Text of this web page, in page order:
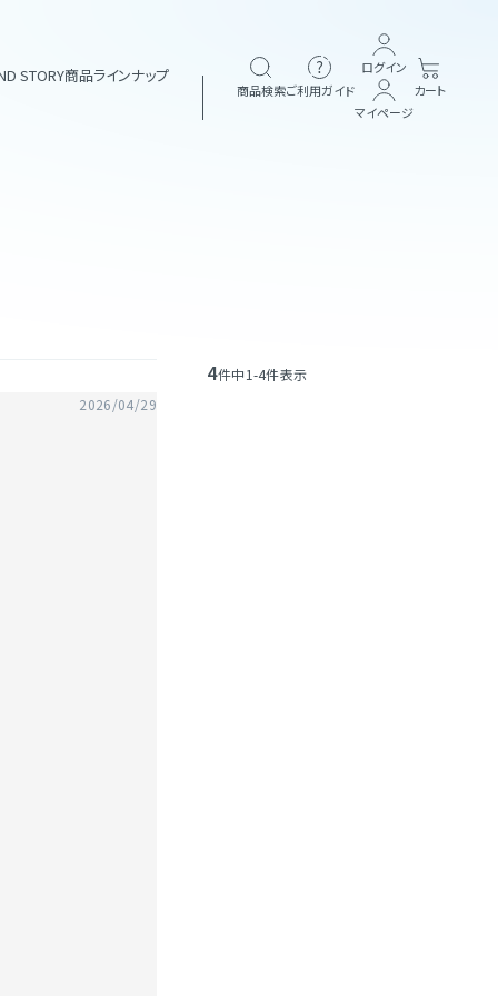
STORY商品ラインナップ
その他
商品検索ご利用ガイド
ログイン
マイページ
カート
4件中1-4件表示
2026/04/29